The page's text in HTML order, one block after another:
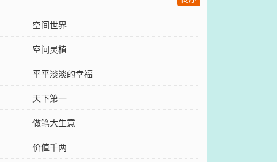
空间世界
空间灵植
平平淡淡的幸福
天下第一
做笔大生意
价值千两